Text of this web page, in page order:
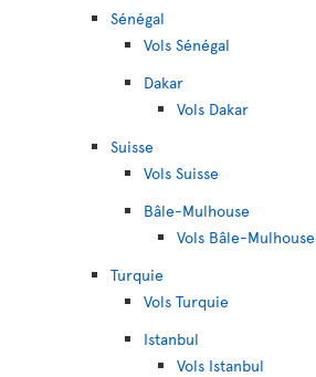
Sénégal
Vols Sénégal
Dakar
Vols Dakar
Suisse
Vols Suisse
Bâle-Mulhouse
Vols Bâle-Mulhouse
Turquie
Vols Turquie
Istanbul
Vols Istanbul